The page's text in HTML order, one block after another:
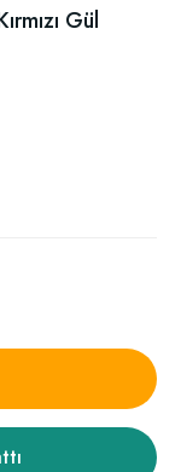
Gül